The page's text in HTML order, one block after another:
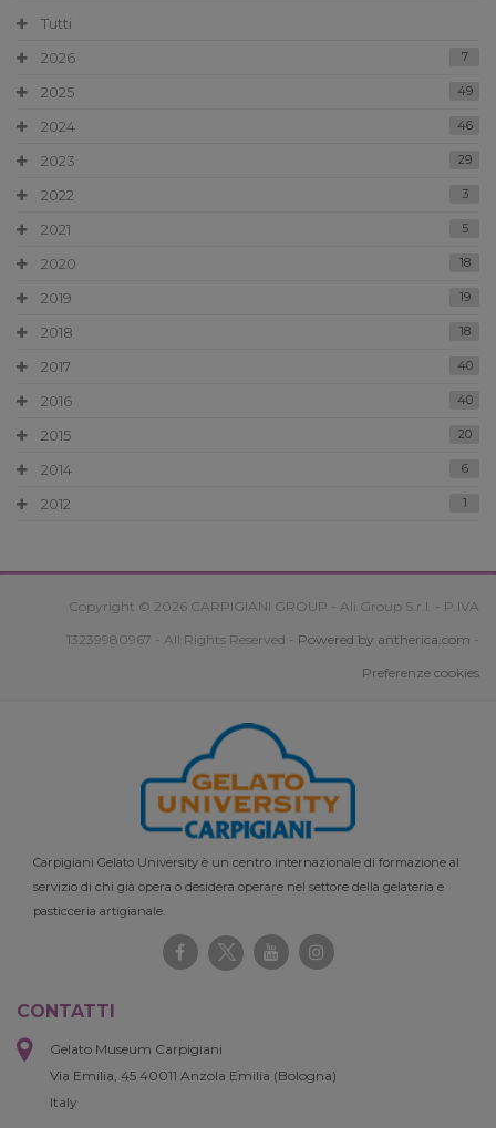
Tutti
2026
7
2025 49
2024 46
2023 29
2022 3
2021 5
2020 18
2019 19
2018 18
2017 40
2016 40
2015 20
2014 6
2012 1
Copyright © 2026 CARPIGIANI GROUP - Ali Group S.r.l. - P.IVA
13239980967 - All Rights Reserved - Powered by antherica.com -
Preferenze cookies
Carpigiani Gelato University è un centro internazionale di formazione al
servizio di chi già opera o desidera operare nel settore della gelateria e
pasticceria artigianale.
CONTATTI
Gelato Museum Carpigiani
Via Emilia, 45 40011 Anzola Emilia (Bologna)
Italy